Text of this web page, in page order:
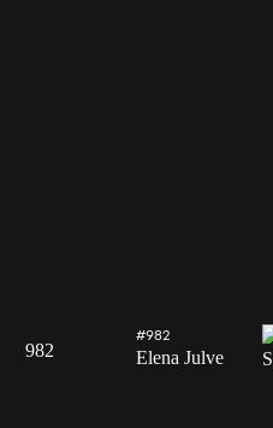
982
#982
Elena Julve